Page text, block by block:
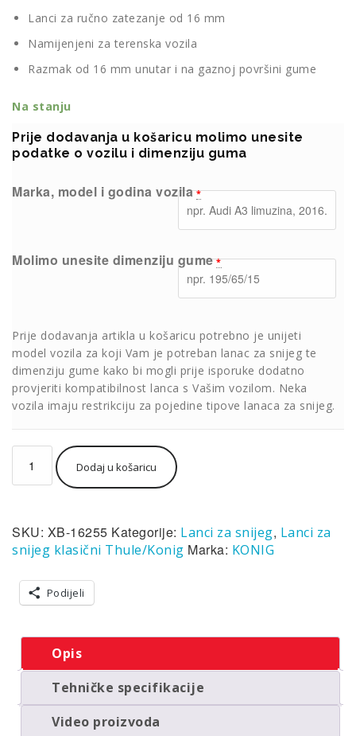
Lanci za ručno zatezanje od 16 mm
Namijenjeni za terenska vozila
Razmak od 16 mm unutar i na gaznoj površini gume
Na stanju
Prije dodavanja u košaricu molimo unesite
podatke o vozilu i dimenziju guma
Marka, model i godina vozila *
Molimo unesite dimenziju gume *
Prije dodavanja artikla u košaricu potrebno je unijeti
model vozila za koji Vam je potreban lanac za snijeg te
dimenziju gume kako bi mogli prije isporuke dodatno
provjeriti kompatibilnost lanca s Vašim vozilom. Neka
vozila imaju restrikciju za pojedine tipove lanaca za snijeg.
Lanac
snijeg
16
(par)
255
količina
Dodaj u košaricu
SKU: XB-16255 Kategorije: Lanci za snijeg, Lanci za
snijeg klasični Thule/Konig Marka: KONIG
Podijeli
Opis
Tehničke specifikacije
Video proizvoda